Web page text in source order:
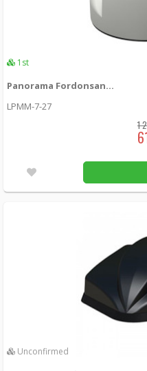
1st
Panorama Fordonsantenn MIMO 4G/3G/2G
LPMM-7-27
1
Unconfirmed